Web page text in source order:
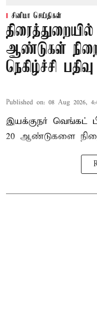
சினிமா செய்திகள்
ஆண்டுகள்
நெகிழ்ச்சி பதிவு
Published on: 08 Aug 2026,
இயக்குநர் வெங்கட்
20 ஆண்டுகளை